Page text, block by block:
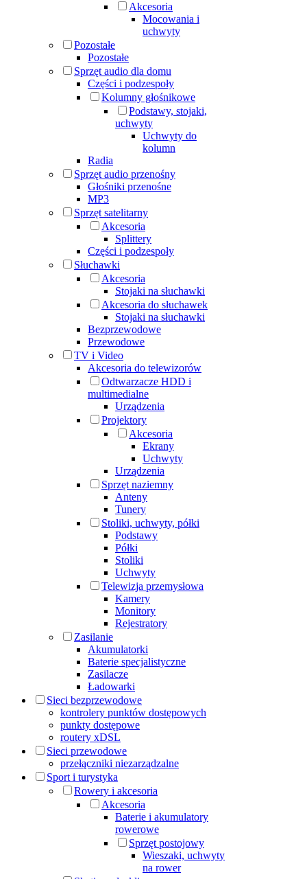
Akcesoria
Mocowania i
uchwyty
Pozostałe
Pozostałe
Sprzęt audio dla domu
Części i podzespoły
Kolumny głośnikowe
Podstawy, stojaki,
uchwyty
Uchwyty do
kolumn
Radia
Sprzęt audio przenośny
Głośniki przenośne
MP3
Sprzęt satelitarny
Akcesoria
Splittery
Części i podzespoły
Słuchawki
Akcesoria
Stojaki na słuchawki
Akcesoria do słuchawek
Stojaki na słuchawki
Bezprzewodowe
Przewodowe
TV i Video
Akcesoria do telewizorów
Odtwarzacze HDD i
multimedialne
Urządzenia
Projektory
Akcesoria
Ekrany
Uchwyty
Urządzenia
Sprzęt naziemny
Anteny
Tunery
Stoliki, uchwyty, półki
Podstawy
Półki
Stoliki
Uchwyty
Telewizja przemysłowa
Kamery
Monitory
Rejestratory
Zasilanie
Akumulatorki
Baterie specjalistyczne
Zasilacze
Ładowarki
Sieci bezprzewodowe
kontrolery punktów dostępowych
punkty dostępowe
routery xDSL
Sieci przewodowe
przełączniki niezarządzalne
Sport i turystyka
Rowery i akcesoria
Akcesoria
Baterie i akumulatory
rowerowe
Sprzęt postojowy
Wieszaki, uchwyty
na rower